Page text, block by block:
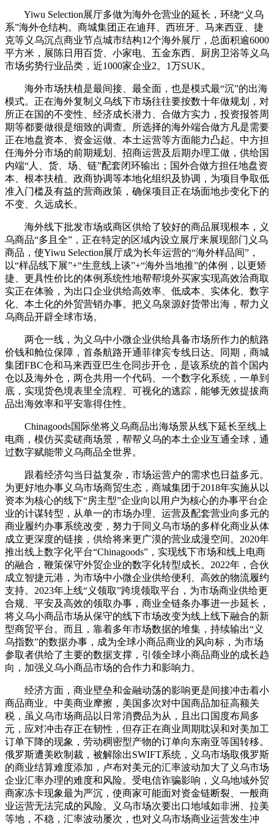
Yiwu Selection展厅多做为海外仓营业的延长，环绕“义乌
系”海外仓结构。商城集团正在迪拜、西班牙、马来西亚、捷
克等义乌沉点商业节点城市结构12个海外展厅，总面积逾6000
平方米，展陈日用百货、小家电、五金东西、厨房卫浴等义乌
市场劣势行业品类，近1000家企业2。1万SUK。
海外市场扶植是最间接、最全面，也是模式最“沉”的出海
模式。正在海外复制义乌线下市场往往要按数十年做规划，对
所正在国的不变性、经济成长潜力、合做方实力，投资报答周
期等都要做很是细致的调查。所选择的海外端合做方凡是需要
正在地盘资本、资金运做、本土运营等方面能力凸起。中方担
任海外分市场的前期规划、招商运营及后期办理工做，供给国
内端“人、货、场、链”配套闭环输出；国外合做方担任地盘资
本、根本扶植、政商协调等本地化组织及协调，为项目争取低
准入门槛及有益的营商政策，确保项目正在场面地步变化下的
不变、久远成长。
海外线下批发市场或商区供给了较好的商品展现根本，义
乌商品“多且全”，正在特定的区域内设立展厅来展现部门义乌
商品，使Yiwu Selection展厅成为长年运营的“海外样品间”，
以“样品线下展”+“生意线上谈”+“海外当地推”的体例，以更矫
捷、更具性价比的体例系统性地帮帮境外买家实现高效洽商取
实正在体验，为出口企业供给高效率、低成本、实体化、数字
化、本土化的外贸营销办事。把义乌泉源好货带出海，帮力义
乌商品开辟全球市场。
两仓一线，为义乌中小微企业供给具备市场所作力的航路
价钱和舱位保障，首条航路开通菲律宾专线日达。同期，商城
集团FBC仓和马来西亚巴生仓同步开仓，是该系统的首个国内
仓以及海外仓，两仓共用一个代码、一个数字化系统，一单到
底，实现货色境表里全流程、可视化的逃踪，能够无效提拔商
品出海效率和平安靠得住性。
Chinagoods国际坐将义乌商品出海场景从线下延长至线上
电商，模仿买卖磋商场景，帮帮义乌的本土企业互通全球，通
过数字赋能带义乌商品全世界。
跟着经济勾当日益复杂，市场运营户的需求也日益多元。
为更好地办事义乌市场商贸生态，商城集团于2018年实施从以
资本为核心的线下“房主型”企业向以用户为核心的办事平台企
业的计谋转型，从单一的市场办理、运营及配套营业向多元的
商业履约办事系统改变，努力于同义乌市场的多样化商业从体
成立更深度的链接，供给将来更广漠的营业成漫空间。2020年
推出线上数字化平台“Chinagoods”，实现线下市场和线上电商
的融合，鞭策保守外贸企业的数字化转型成长。2022年，合伙
成立智捷元港，为市场中小微企业供给便利、高效的物流履约
支持。2023年上线“义领取”跨境领取平台，为市场商业供给更
合规、平安及高效的领取办事，商业全链条办事进一步延长，
将义乌小商品市场从保守的线下市场改变为线上线下融合的新
型商贸平台。而且，靠着多年市场数据的堆集，持续输出“义
乌指数”的数据办事，成为全球小商品商业的风向标，为市场
参取者供给了主要的数据支撑，引领全球小商品商业的成长趋
向，加强义乌小商品市场的合作力和影响力。
经济方面，商业壁垒和金融动荡的影响更是间接冲击着小
商品商业。中美商业摩擦，美国多次对中国商品加征高额关
税，虽义乌市场商品以日常消费品为从，且出口国度布局多
元，应对冲击存正在韧性，但存正在商业周期耽误和对美加工
订单下降的现象，劳动稠密型产物的订单向东南亚等国转移。
俄罗斯遭美欧制裁，被解除出SWIFT系统，义乌市场取俄罗斯
的商业结算难度添加，卢布对美元的汇率波动加大了义乌市场
企业汇率办理的难度和风险。受电信诈骗影响，义乌地域外贸
商家冻卡现象最为严沉，使商家可能面对资金链断裂、一般商
业运营无法完成的风险。义乌市场次要出口地域如非洲、拉美
等地，不稳，汇率波动屡次，也对义乌市场商业运营发生冲